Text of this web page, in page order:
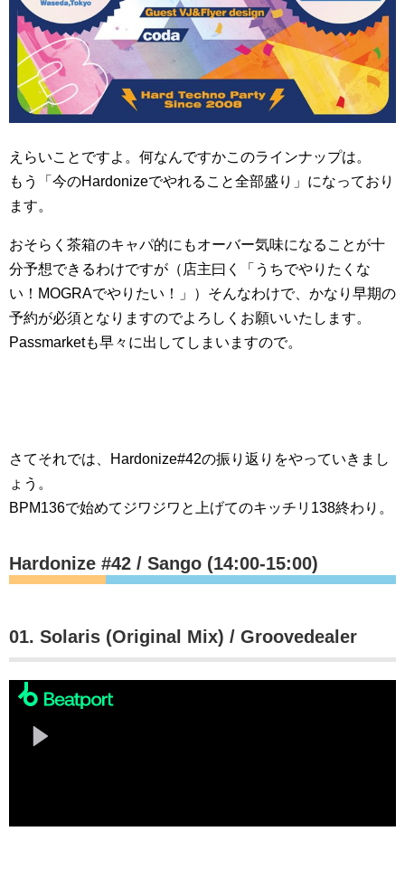
えらいことですよ。何なんですかこのラインナップは。
もう「今のHardonizeでやれること全部盛り」になっており
ます。
おそらく茶箱のキャパ的にもオーバー気味になることが十
分予想できるわけですが（店主曰く「うちでやりたくな
い！MOGRAでやりたい！」）そんなわけで、かなり早期の
予約が必須となりますのでよろしくお願いいたします。
Passmarketも早々に出してしまいますので。
さてそれでは、Hardonize#42の振り返りをやっていきまし
ょう。
BPM136で始めてジワジワと上げてのキッチリ138終わり。
Hardonize #42 / Sango (14:00-15:00)
01. Solaris (Original Mix) / Groovedealer